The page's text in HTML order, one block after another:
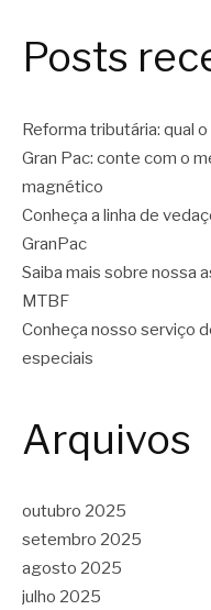
Posts
Reforma tributária: qual
Gran Pac: conte com o
magnético
Conheça a linha de
GranPac
Saiba mais sobre nossa
MTBF
Conheça nosso serviço
especiais
Arquivos
outubro 2025
setembro 2025
agosto 2025
julho 2025